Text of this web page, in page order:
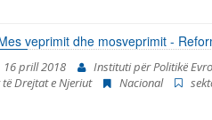
veprimit dhe mosveprimit -
16 prill 2018
Instituti për Politikë
Drejtat e Njeriut
Nacional